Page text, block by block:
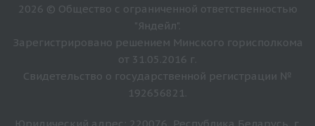
2026 © Общество с ограниченной ответственностью
"Яндейл".
Зарегистрировано решением Минского горисполкома
от 31.05.2016 г.
Свидетельство о государственной регистрации №
192656821.